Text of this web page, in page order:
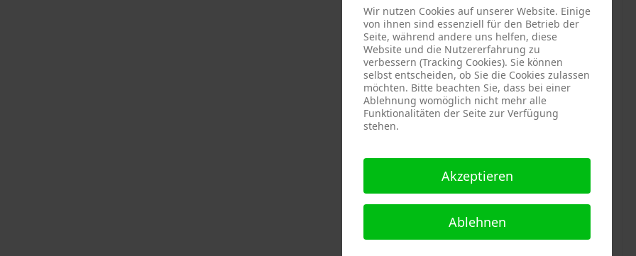
Wir nutzen Cookies auf unserer Website. Einige
von ihnen sind essenziell für den Betrieb der
Seite, während andere uns helfen, diese
Website und die Nutzererfahrung zu
verbessern (Tracking Cookies). Sie können
selbst entscheiden, ob Sie die Cookies zulassen
möchten. Bitte beachten Sie, dass bei einer
Ablehnung womöglich nicht mehr alle
Funktionalitäten der Seite zur Verfügung
stehen.
Akzeptieren
Ablehnen